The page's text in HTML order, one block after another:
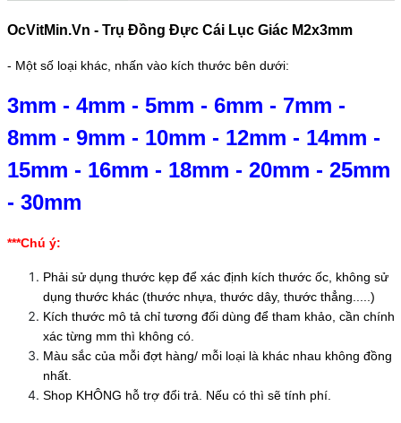
OcVitMin.Vn - Trụ Đồng Đực Cái Lục Giác M2x3mm
- Một số loại khác, nhấn vào kích thước bên dưới:
3mm - 4mm - 5mm - 6mm - 7mm -
8mm - 9mm - 10mm - 12mm - 14mm -
15mm - 16mm - 18mm - 20mm - 25mm
- 30mm
***Chú ý:
Phải sử dụng thước kẹp để xác định kích thước ốc, không sử
dụng thước khác (thước nhựa, thước dây, thước thẳng.....)
Kích thước mô tả chỉ tương đối dùng để tham khảo, cần chính
xác từng mm thì không có.
Màu sắc của mỗi đợt hàng/ mỗi loại là khác nhau không đồng
nhất.
Shop KHÔNG hỗ trợ đổi trả. Nếu có thì sẽ tính phí.